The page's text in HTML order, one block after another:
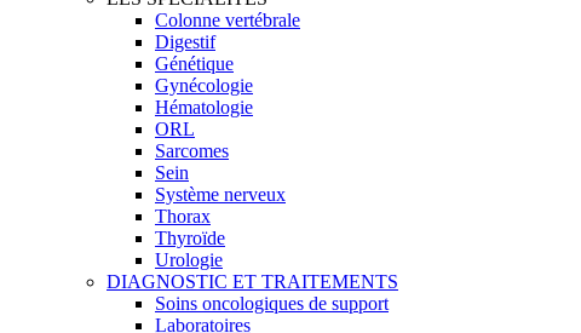
Colonne vertébrale
Digestif
Génétique
Gynécologie
Hématologie
ORL
Sarcomes
Sein
Système nerveux
Thorax
Thyroïde
Urologie
DIAGNOSTIC ET TRAITEMENTS
Soins oncologiques de support
Laboratoires